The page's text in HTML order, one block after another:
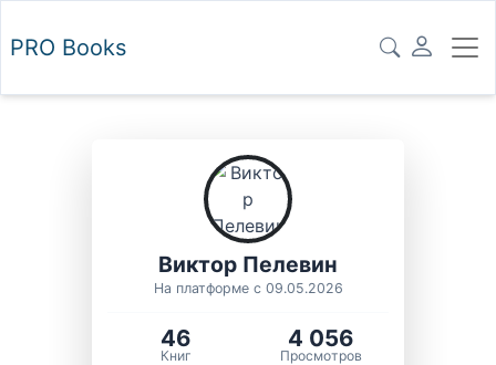
PRO Books
Виктор Пелевин
На платформе с 09.05.2026
46
Книг
4 056
Просмотров